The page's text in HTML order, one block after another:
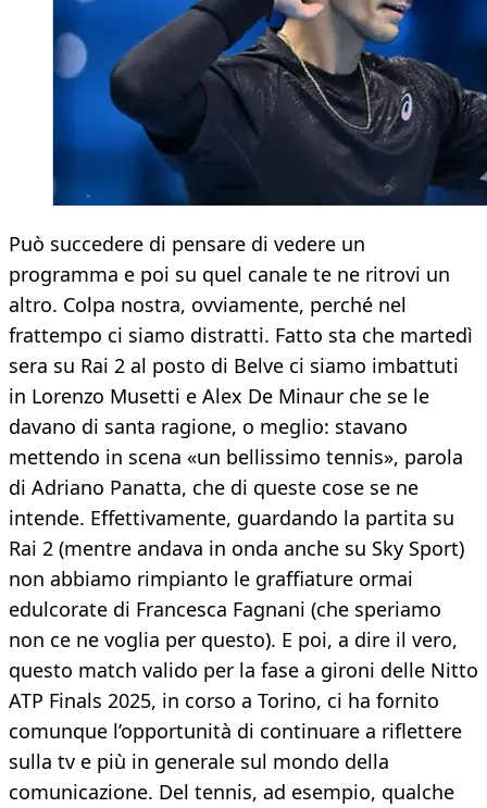
Può succedere di pensare di vedere un
programma e poi su quel canale te ne ritrovi un
altro. Colpa nostra, ovviamente, perché nel
frattempo ci siamo distratti. Fatto sta che martedì
sera su Rai 2 al posto di Belve ci siamo imbattuti
in Lorenzo Musetti e Alex De Minaur che se le
davano di santa ragione, o meglio: stavano
mettendo in scena «un bellissimo tennis», parola
di Adriano Panatta, che di queste cose se ne
intende. Effettivamente, guardando la partita su
Rai 2 (mentre andava in onda anche su Sky Sport)
non abbiamo rimpianto le graffiature ormai
edulcorate di Francesca Fagnani (che speriamo
non ce ne voglia per questo). E poi, a dire il vero,
questo match valido per la fase a gironi delle Nitto
ATP Finals 2025, in corso a Torino, ci ha fornito
comunque l’opportunità di continuare a riflettere
sulla tv e più in generale sul mondo della
comunicazione. Del tennis, ad esempio, qualche